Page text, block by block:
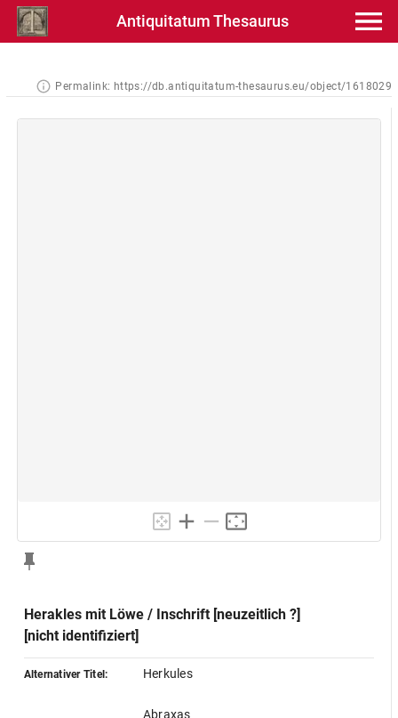
Antiquitatum Thesaurus
Permalink: https://db.antiquitatum-thesaurus.eu/object/1618029
Herakles mit Löwe / Inschrift [neuzeitlich ?]
[nicht identifiziert]
Alternativer Titel: Herkules
Abraxas